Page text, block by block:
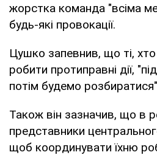
жорстка команда "всіма
будь-які провокації.
Цушко запевнив, що ті,
робити протиправні дії,
потім будемо
Також він зазначив, що в
представники
щоб координувати їхню